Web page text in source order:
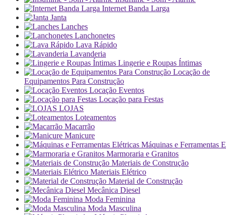
Internet Banda Larga
Janta
Lanches
Lanchonetes
Lava Rápido
Lavanderia
Lingerie e Roupas Íntimas
Locação de
Equipamentos Para Construção
Locação Eventos
Locação para Festas
LOJAS
Loteamentos
Macarrão
Manicure
Máquinas e Ferramentas
Marmoraria e Granitos
Materiais de Construção
Materiais Elétrico
Material de Construção
Mecânica Diesel
Moda Feminina
Moda Masculina